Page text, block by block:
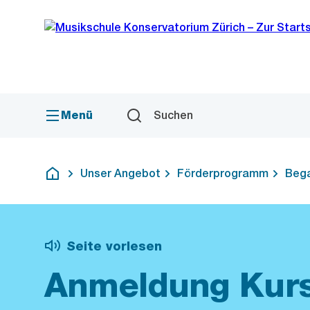
Navigation
Sprunglink
Menü Suchen
Deutsch
Unser Angebot Förderprogramm
Seite vorlesen
Anmeldung